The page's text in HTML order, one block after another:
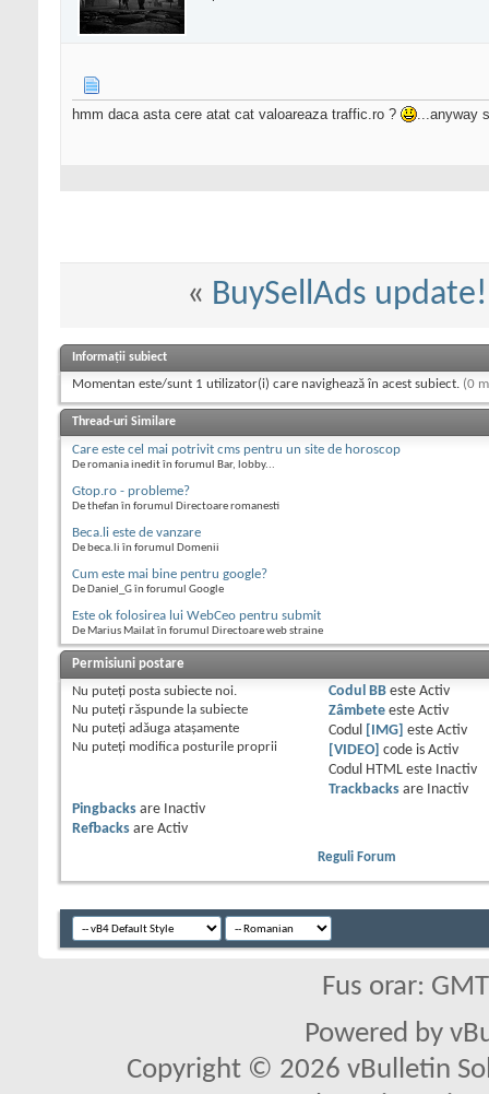
hmm daca asta cere atat cat valoareaza traffic.ro ? ...anyway
« BuySellAds update!
Informații subiect
Momentan este/sunt 1 utilizator(i) care navighează în acest subiect. (0
Thread-uri Similare
Care este cel mai potrivit cms pentru un site de horoscop
De romania inedit în forumul Bar, lobby...
Gtop.ro - probleme?
De thefan în forumul Directoare romanesti
Beca.li este de vanzare
De beca.li în forumul Domenii
Cum este mai bine pentru google?
De Daniel_G în forumul Google
Este ok folosirea lui WebCeo pentru submit
De Marius Mailat în forumul Directoare web straine
Permisiuni postare
Nu puteţi posta subiecte noi.
Nu puteţi răspunde la subiecte
Nu puteţi adăuga ataşamente
Nu puteţi modifica posturile proprii
Codul BBeste Activ
Zâmbeteeste Activ
Codul
[IMG] este Activ
[VIDEO] code is Activ
Codul HTML este
Inactiv
Trackbacksare
Inactiv
Pingbacks are
Inactiv
Refbacks are Activ
Reguli Forum
Fus orar:
Powered by
Copyright © 2026 vBulletin